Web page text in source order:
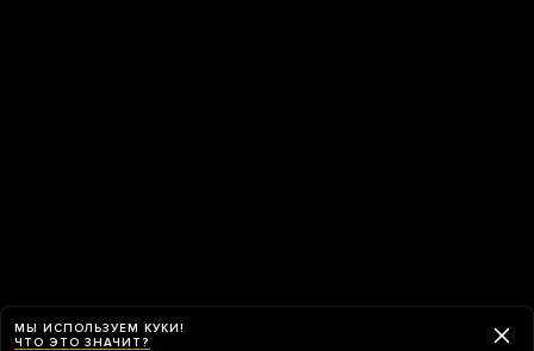
МЫ ИСПОЛЬЗУЕМ КУКИ!
ЧТО ЭТО ЗНАЧИТ?